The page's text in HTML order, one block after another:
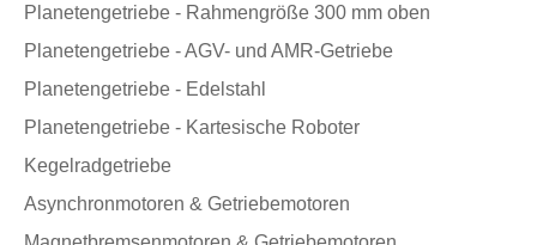
Planetengetriebe - Rahmengröße 300 mm oben
Planetengetriebe - AGV- und AMR-Getriebe
Planetengetriebe - Edelstahl
Planetengetriebe - Kartesische Roboter
Kegelradgetriebe
Asynchronmotoren & Getriebemotoren